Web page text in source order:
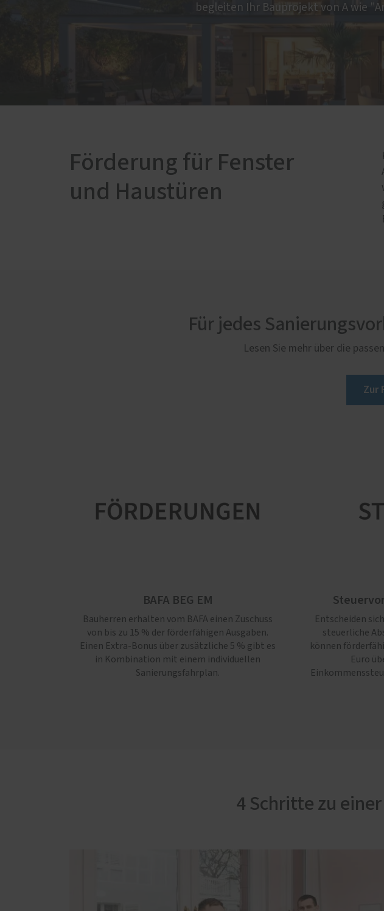
begleiten Ihr Bauprojekt von A wie
Förderung für Fenster
und Haustüren
Für jedes
Lesen Sie mehr über die
Zur
BAFA BEG EM
Bauherren erhalten vom BAFA einen Zuschuss
von bis zu 15 % der förderfähigen Ausgaben.
Einen Extra-Bonus über zusätzliche 5 % gibt es
in Kombination mit einem individuellen
Sanierungsfahrplan.
Entscheiden
steuerliche
können
Euro
4 Schritte zu